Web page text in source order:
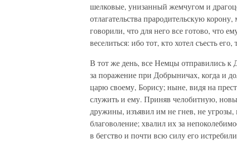
шелковые, унизанный жемчугом и
отлагательства прародительскую
говорили, что для него все готово, что
веселиться: ибо тот, кто хотел съесть его,
В тот же день, все Немцы отправились к
за поражение при Добрыничах, когда и
царю своему, Борису; ныне, видя на
служить и ему. Приняв челобитную,
дружины, изъявил им не гнев, не
благоволение; хвалил их за
в бегство и почти всю силу его